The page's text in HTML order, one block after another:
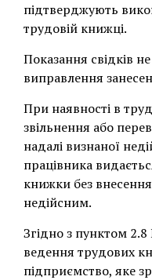
підтверджують
трудовій книжці.
Показання свідків
виправлення
При наявності в
звільнення або
надалі визнаної
працівника
книжки без
недійсним.
Згідно з пунктом
ведення трудових
підприємство, яке